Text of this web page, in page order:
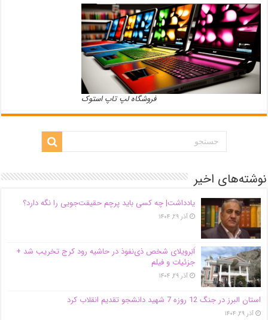
فروشگاه لپ تاپ استوک
نوشته‌های اخیر
یادداشت| ‌چه کسی باید پرچم حقیقت‌جویی را نگه دارد؟
آذر ۲۹, ۱۴۰۴
اَبَر‌ویلای شخص ذی‌نفوذ در حاشیه‌ رود کرج تخریب شد +
جزئیات و فیلم
آذر ۲۹, ۱۴۰۴
استان البرز در جنگ 12 روزه 7 شهید دانشجو تقدیم انقلاب کرد
آذر ۲۹, ۱۴۰۴